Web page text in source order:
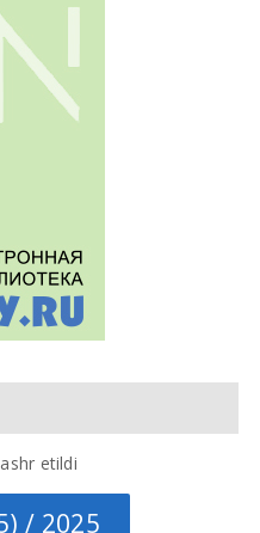
etildi
/ 2025